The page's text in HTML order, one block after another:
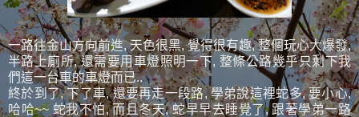
一路往金山方向前進, 天色很黑, 覺得很有趣, 整個玩心大爆發,
半路上廁所, 還需要用車燈照明一下, 整條公路幾乎只剩下我
們這一台車的車燈而已..
終於到了, 下了車, 還要再走一段路, 學弟說這裡蛇多, 要小心,
哈哈~~ 蛇我不怕, 而且冬天, 蛇早早去睡覺了, 跟著學弟一路